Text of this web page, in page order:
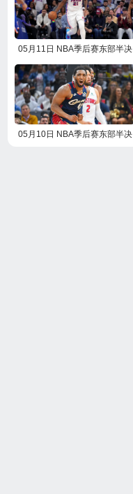
05月11日 NBA季后赛东部半决
放
05月10日 NBA季后赛东部半决